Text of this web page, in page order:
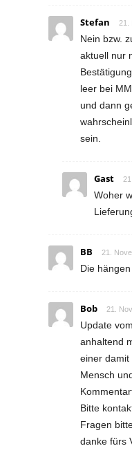
Stefan 21.
Nein bzw.
aktuell nur
leer bei
und dann
sein.
Gast
Woher
BB 21.
Die
Bob 21.
Update
anhaltend
einer damit
Mensch
Bitte
Fragen
danke fürs